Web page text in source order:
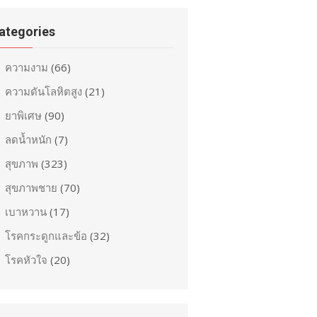
ความงาม (66)
ความดันโลหิตสูง (21)
ยาพิเศษ (90)
ลดน้ำหนัก (7)
สุขภาพ (323)
สุขภาพชาย (70)
เบาหวาน (17)
โรคกระดูกและข้อ (32)
โรคหัวใจ (20)